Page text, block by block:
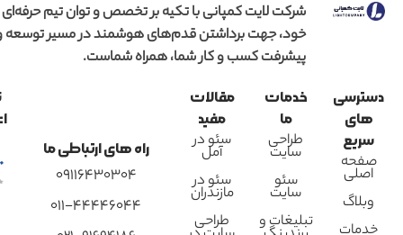
شرکت لایت کمپانی با تکیه بر تخصص و توان تیم حرفه‌ای
خود، جهت برداشتن قدم‌های هوشمند در مسیر توسعه
پیشرفت کسب و کار شما، همراه شماست.
دسترسی
های
سریع
صفحه
اصلی
وبلاگ
خدمات
ما
طراحی
سایت
سئو
سایت
تبلیغات و
مقالات
مفید
سئو در
آمل
سئو در
مازندران
طراحی
راه های ارتباطی ما
09116430304
011-44446044